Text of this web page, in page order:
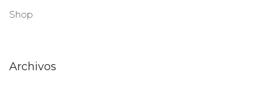
Shop
Archivos